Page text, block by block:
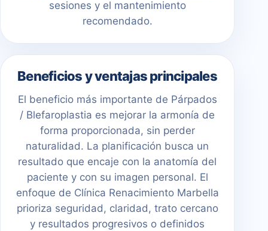
sesiones y el mantenimiento
recomendado.
Beneficios y ventajas principales
El beneficio más importante de Párpados
/ Blefaroplastia es mejorar la armonía de
forma proporcionada, sin perder
naturalidad. La planificación busca un
resultado que encaje con la anatomía del
paciente y con su imagen personal. El
enfoque de Clínica Renacimiento Marbella
prioriza seguridad, claridad, trato cercano
y resultados progresivos o definidos